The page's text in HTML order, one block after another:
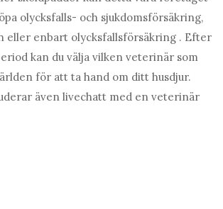
olycksfalls- och sjukdomsförsäkring,
eller enbart olycksfallsförsäkring . Efter
kan du välja vilken veterinär som
för att ta hand om ditt husdjur.
även livechatt med en veterinär